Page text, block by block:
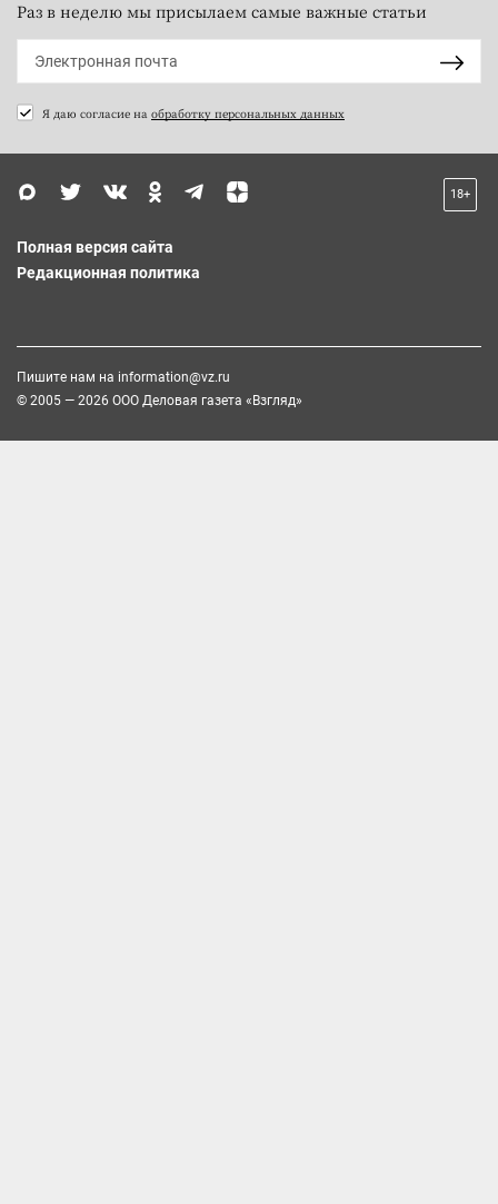
Раз в неделю мы присылаем самые важные статьи
Я даю согласие на обработку персональных данных
18+
Полная версия сайта
Редакционная политика
Пишите нам на information@vz.ru
© 2005 — 2026 ООО Деловая газета «Взгляд»